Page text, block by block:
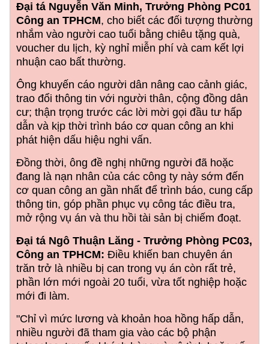
Đại tá Nguyễn Văn Minh, Trưởng Phòng PC01
Công an TPHCM, cho biết các đối tượng thường
nhắm vào người cao tuổi bằng chiêu tặng quà,
voucher du lịch, kỳ nghỉ miễn phí và cam kết lợi
nhuận cao bất thường.
Ông khuyến cáo người dân nâng cao cảnh giác,
trao đổi thông tin với người thân, cộng đồng dân
cư; thận trọng trước các lời mời gọi đầu tư hấp
dẫn và kịp thời trình báo cơ quan công an khi
phát hiện dấu hiệu nghi vấn.
Đồng thời, ông đề nghị những người đã hoặc
đang là nạn nhân của các công ty này sớm đến
cơ quan công an gần nhất để trình báo, cung cấp
thông tin, góp phần phục vụ công tác điều tra,
mở rộng vụ án và thu hồi tài sản bị chiếm đoạt.
Đại tá Ngô Thuận Lăng - Trưởng Phòng PC03,
Công an TPHCM: Điều khiến ban chuyên án
trăn trở là nhiều bị can trong vụ án còn rất trẻ,
phần lớn mới ngoài 20 tuổi, vừa tốt nghiệp hoặc
mới đi làm.
"Chỉ vì mức lương và khoản hoa hồng hấp dẫn,
nhiều người đã tham gia vào các bộ phận